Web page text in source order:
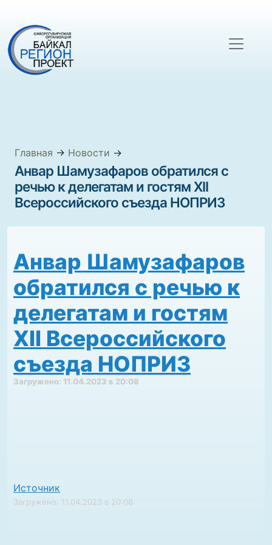
Главная → Новости →
Анвар Шамузафаров обратился с
речью к делегатам и гостям XII
Всероссийского съезда НОПРИЗ
Анвар Шамузафаров
обратился с речью к
делегатам и гостям
XII Всероссийского
съезда НОПРИЗ
Загружено: 11.04.2023 в 20:08
Источник
Загружено: 11.04.2023 в 20:08